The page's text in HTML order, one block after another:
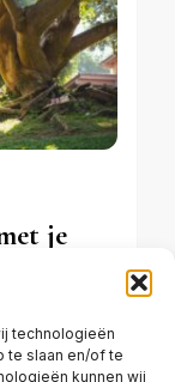
technologieën
te slaan en/of te
kunnen wij
je